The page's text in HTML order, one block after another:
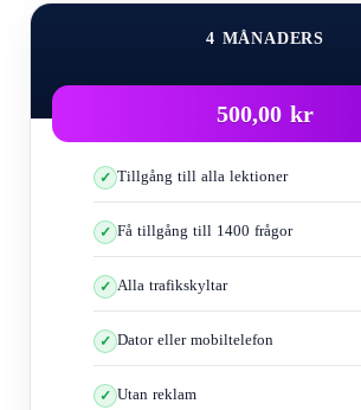
4 MÅNADERS
500,00 kr
Tillgång till alla lektioner
Få tillgång till 1400 frågor
Alla trafikskyltar
Dator eller mobiltelefon
Utan reklam